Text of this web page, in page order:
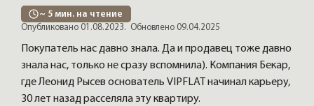
~ 5 мин. на чтение
Опубликовано 01.08.2023. Обновлено 09.04.2025
Покупатель нас давно знала. Да и продавец тоже давно
знала нас, только не сразу вспомнила). Компания Бекар,
где Леонид Рысев основатель VIPFLAT начинал карьеру,
30 лет назад расселяла эту квартиру.